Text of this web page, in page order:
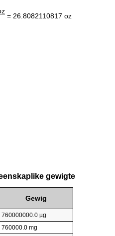
= 26.8082110817 oz
gewigte
Gewig
760000000.0 µg
760000.0 mg